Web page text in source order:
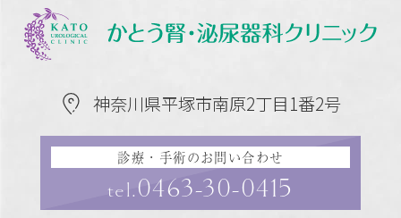
神奈川県平塚市南原2丁目1番2号
診療・手術のお問い合わせ
tel.0463-30-0415